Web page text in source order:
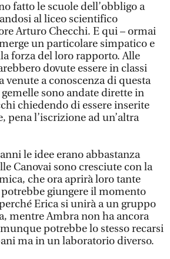
fatto le scuole dell’obbligo a
al liceo scientifico
Arturo Checchi. E qui – ormai
un particolare simpatico e
forza del loro rapporto. Alle
dovute essere in classi
venute a conoscenza di questa
sono andate dirette in
chiedendo di essere inserite
pena l’iscrizione ad un’altra
le idee erano abbastanza
Canovai sono cresciute con la
che ora aprirà loro tante
giungere il momento
Erica si unirà a un gruppo
mentre Ambra non ha ancora
potrebbe lo stesso recarsi
ma in un laboratorio diverso.